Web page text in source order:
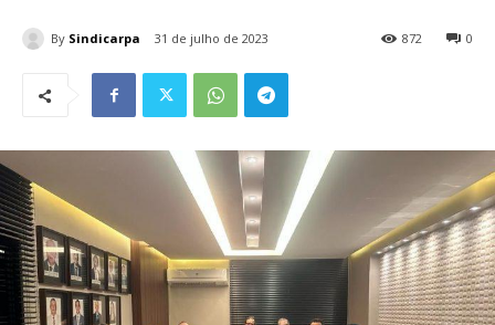
By Sindicarpa 31 de julho de 2023 0
872